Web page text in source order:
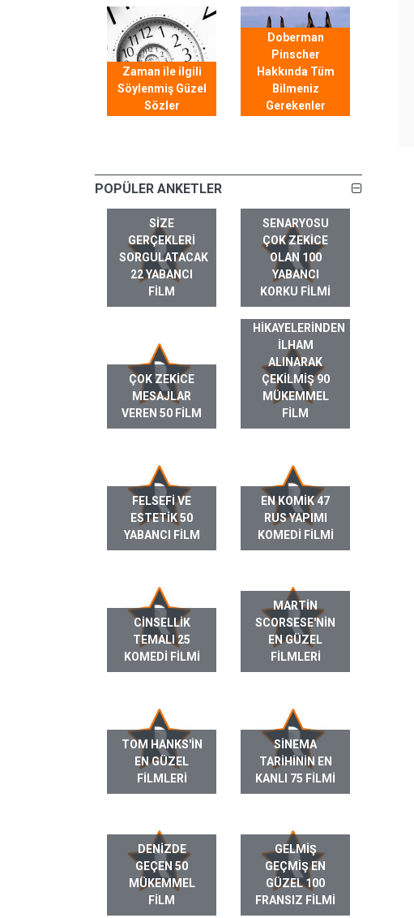
Zaman ile ilgili
Söylenmiş Güzel
Sözler
Doberman
Pinscher
Hakkında Tüm
Bilmeniz
Gerekenler
POPÜLER ANKETLER
SIZE
GERÇEKLERI
SORGULATACAK
22 YABANCI
FILM
SENARYOSU
ÇOK ZEKICE
OLAN 100
YABANCI
KORKU FILMI
ÇOK ZEKICE
MESAJLAR
VEREN 50 FILM
GERÇEK HAYAT
HIKAYELERINDEN
ILHAM
ALINARAK
ÇEKILMIŞ 90
MÜKEMMEL
FILM
FELSEFI VE
ESTETIK 50
YABANCI FILM
EN KOMIK 47
RUS YAPIMI
KOMEDI FILMI
CINSELLIK
TEMALI 25
KOMEDI FILMI
MARTIN
SCORSESE'NIN
EN GÜZEL
FILMLERI
TOM HANKS'IN
EN GÜZEL
FILMLERI
SINEMA
TARIHININ EN
KANLI 75 FILMI
DENIZDE
GEÇEN 50
MÜKEMMEL
FILM
GELMIŞ
GEÇMIŞ EN
GÜZEL 100
FRANSIZ FILMI